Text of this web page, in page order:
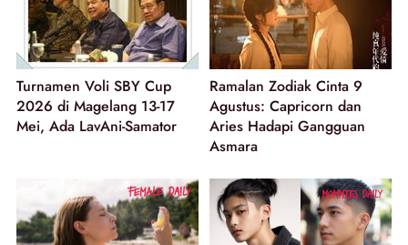
Turnamen Voli SBY Cup
2026 di Magelang 13-17
Mei, Ada LavAni-Samator
Ramalan Zodiak Cinta 9
Agustus: Capricorn dan
Aries Hadapi Gangguan
Asmara